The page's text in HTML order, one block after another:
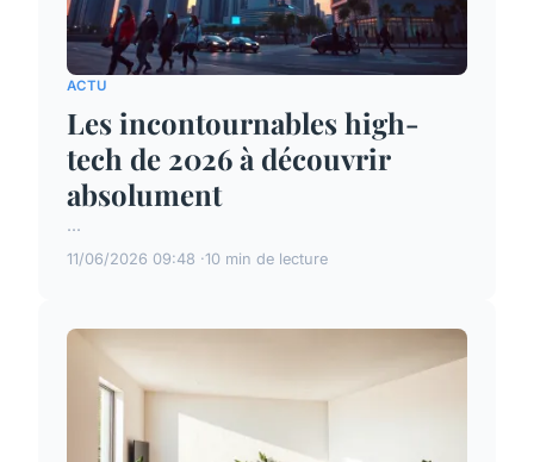
ACTU
Les incontournables high-
tech de 2026 à découvrir
absolument
...
11/06/2026 09:48 10 min de lecture